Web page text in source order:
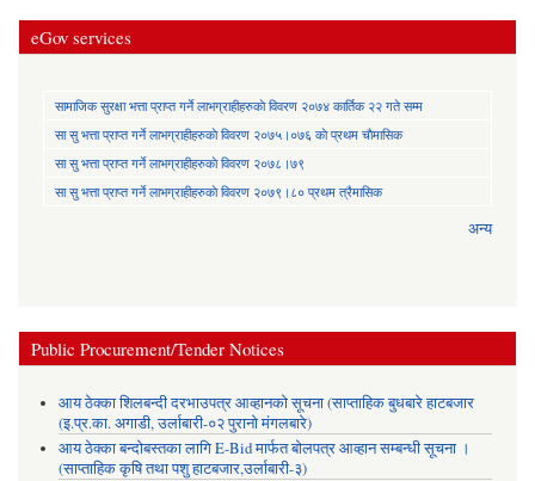
eGov services
सामाजिक सुरक्षा भत्ता प्राप्त गर्ने लाभग्राहीहरुकाे विवरण २०७४ कार्तिक २२ गते सम्म
सा‍ सु भत्ता प्राप्त गर्ने लाभग्राहीहरुकाे विवरण २०७५।०७६ काे प्रथम चाैमासिक
सा‍ सु भत्ता प्राप्त गर्ने लाभग्राहीहरुकाे विवरण २०७८।७९
सा‍ सु भत्ता प्राप्त गर्ने लाभग्राहीहरुकाे विवरण २०७९।८० प्रथम त्रैमासिक
अन्य
Public Procurement/Tender Notices
आय ठेक्का शिलबन्दी दरभाउपत्र आव्हानको सूचना (साप्ताहिक बुधबारे हाटबजार
(इ.प्र.का. अगाडी, उर्लाबारी-०२ पुरानो मंगलबारे)
आय ठेक्का बन्दोबस्तका लागि E-Bid मार्फत बोलपत्र आव्हान सम्बन्धी सूचना ।
(साप्ताहिक कृषि तथा पशु हाटबजार,उर्लाबारी-३)